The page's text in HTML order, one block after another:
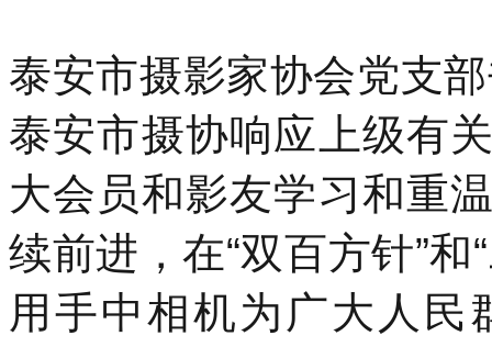
泰安市摄影家协会党支
泰安市摄协响应上级有
大会员和影友学习和重
续前进，在“双百方针”
用手中相机为广大人民